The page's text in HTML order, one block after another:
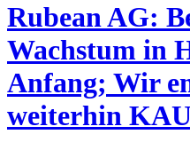
Rubean AG:
Wachstum in
Anfang; Wir
weiterhin